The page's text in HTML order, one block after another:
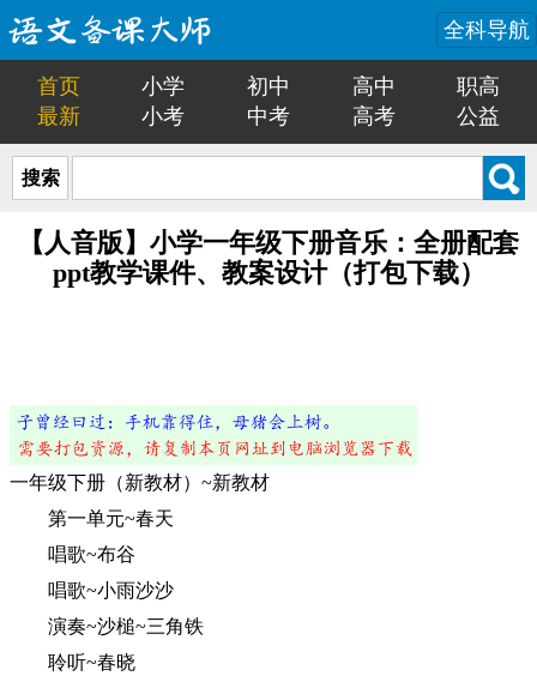
全科导航
首页 小学 初中 高中
职高
最新
小考 中考 高考 公益
搜索
【人音版】小学一年级下册音乐：全册配套
ppt教学课件、教案设计（打包下载）
一年级下册（新教材）~新教材
第一单元~春天
唱歌~布谷
唱歌~小雨沙沙
演奏~沙槌~三角铁
聆听~春晓